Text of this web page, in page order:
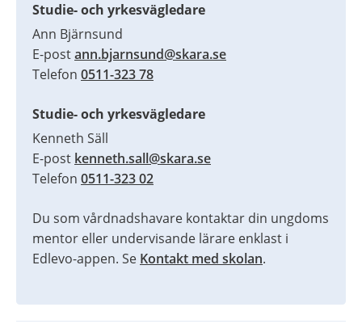
Studie- och yrkesvägledare
Ann Bjärnsund
E-post ann.bjarnsund@skara.se
Telefon 0511-323 78
Studie- och yrkesvägledare
Kenneth Säll
E-post kenneth.sall@skara.se
Telefon 0511-323 02
Du som vårdnadshavare kontaktar din ungdoms
mentor eller undervisande lärare enklast i
Edlevo-appen. Se Kontakt med skolan.